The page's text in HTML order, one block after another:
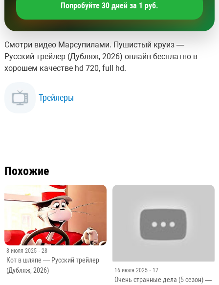
Попробуйте 30 дней за 1 руб.
Смотри видео Марсупилами. Пушистый круиз —
Русский трейлер (Дубляж, 2026) онлайн бесплатно в
хорошем качестве hd 720, full hd.
Трейлеры
Похожие
8 июля 2025 · 28
Кот в шляпе — Русский трейлер
(Дубляж, 2026)
16 июля 2025 · 17
Очень странные дела (5 сезон) —